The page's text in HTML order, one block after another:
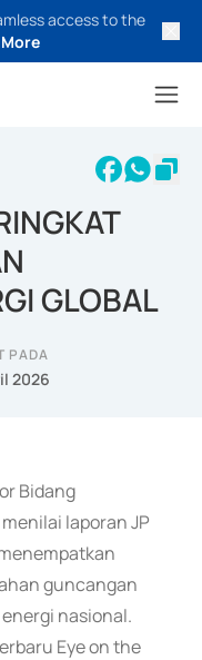
access to the
GLOBAL
PADA
2026
Bidang
laporan JP
guncangan
nasional.
Eye on the